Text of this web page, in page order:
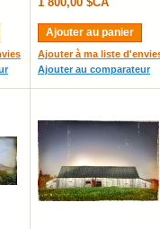
Ajouter au panier
Ajouter à ma liste
Ajouter au comparateur